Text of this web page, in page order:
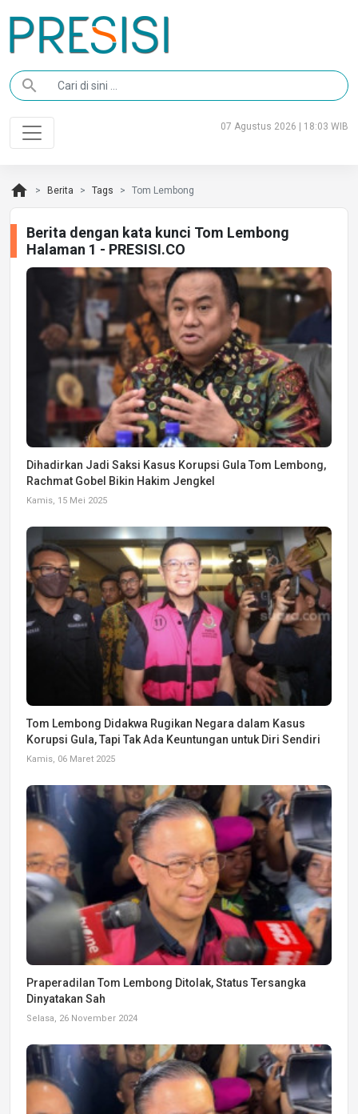
search
07 Agustus 2026 | 18:03 WIB
home Berita Tags Tom Lembong
Berita dengan kata kunci Tom Lembong
Halaman 1 - PRESISI.CO
Dihadirkan Jadi Saksi Kasus Korupsi Gula Tom Lembong,
Rachmat Gobel Bikin Hakim Jengkel
Kamis, 15 Mei 2025
Tom Lembong Didakwa Rugikan Negara dalam Kasus
Korupsi Gula, Tapi Tak Ada Keuntungan untuk Diri Sendiri
Kamis, 06 Maret 2025
Praperadilan Tom Lembong Ditolak, Status Tersangka
Dinyatakan Sah
Selasa, 26 November 2024